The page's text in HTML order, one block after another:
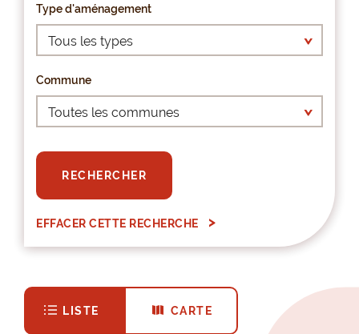
Type d'aménagement
Commune
RECHERCHER
EFFACER CETTE RECHERCHE
LISTE CARTE